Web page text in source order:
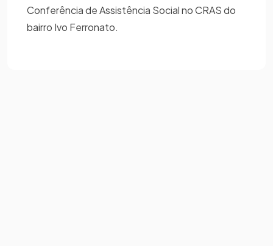
Conferência de Assistência Social no CRAS do
bairro Ivo Ferronato.